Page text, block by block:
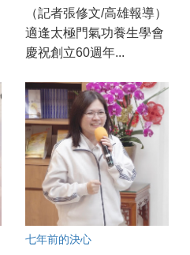
（記者張修文/高雄報導）
適逢太極門氣功養生學會
慶祝創立60週年...
七年前的決心